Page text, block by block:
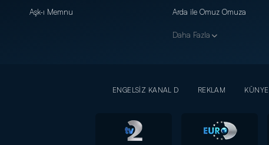
Aşk-ı Memnu Arda ile Omuz Omuza
Daha Fazla
ENGELSİZ KANAL D REKLAM KÜNYE